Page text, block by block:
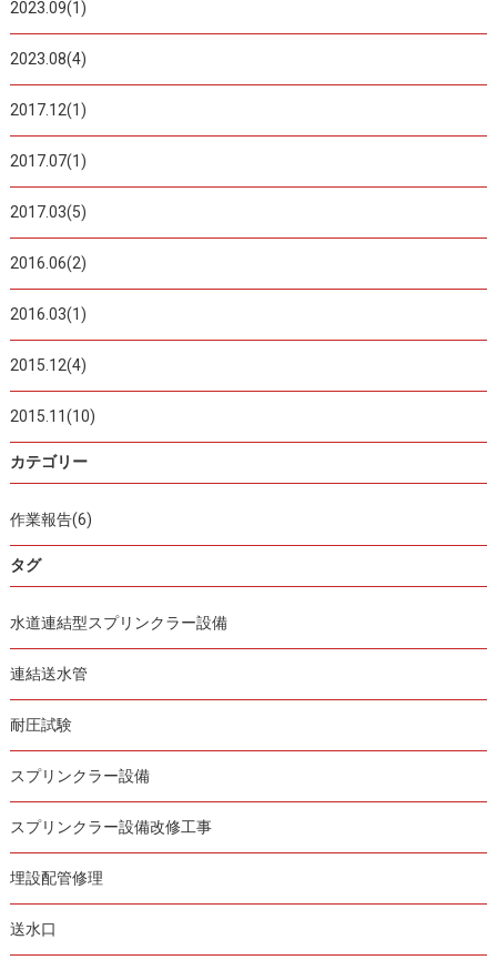
2023.09(1)
2023.08(4)
2017.12(1)
2017.07(1)
2017.03(5)
2016.06(2)
2016.03(1)
2015.12(4)
2015.11(10)
カテゴリー
作業報告(6)
タグ
水道連結型スプリンクラー設備
連結送水管
耐圧試験
スプリンクラー設備
スプリンクラー設備改修工事
埋設配管修理
送水口